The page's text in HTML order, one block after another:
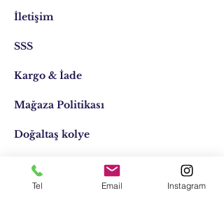
İletişim
SSS
Kargo & İade
Mağaza Politikası
Doğaltaş kolye
Doğaltaş kişiye özel
Tasarımlar
Tel Email Instagram